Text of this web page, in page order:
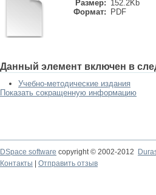
Размер: 152.2Kb
Формат:
PDF
Данный элемент включен в
Учебно-методические издания
Показать сокращенную информацию
DSpace software copyright © 2002-2012
Контакты
Отправить отзыв